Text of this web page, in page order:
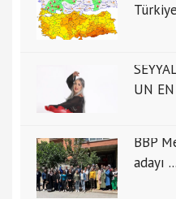
UN EN
BBP
adayı ...